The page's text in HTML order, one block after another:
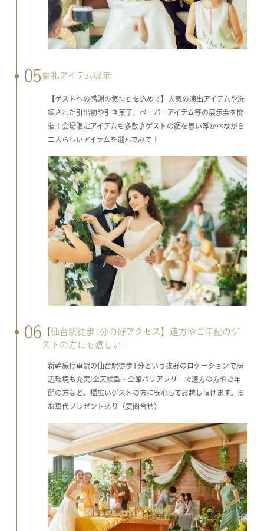
05 婚礼アイテム展示
【ゲストへの感謝の気持ちを込めて】人気の演出アイテムや洗
練された引出物や引き菓子、ペーパーアイテム等の展示会を開
催！会場限定アイテムも多数♪ゲストの顔を思い浮かべながら
二人らしいアイテムを選んでみて！
06 【仙台駅徒歩1分の好アクセス】遠方やご年配のゲ
ストの方にも嬉しい！
新幹線停車駅の仙台駅徒歩1分という抜群のロケーションで周
辺環境も充実!全天候型・全館バリアフリーで遠方の方やご年
配の方など、幅広いゲストの方に安心してお越し頂けます。※
お車代プレゼントあり（要問合せ）